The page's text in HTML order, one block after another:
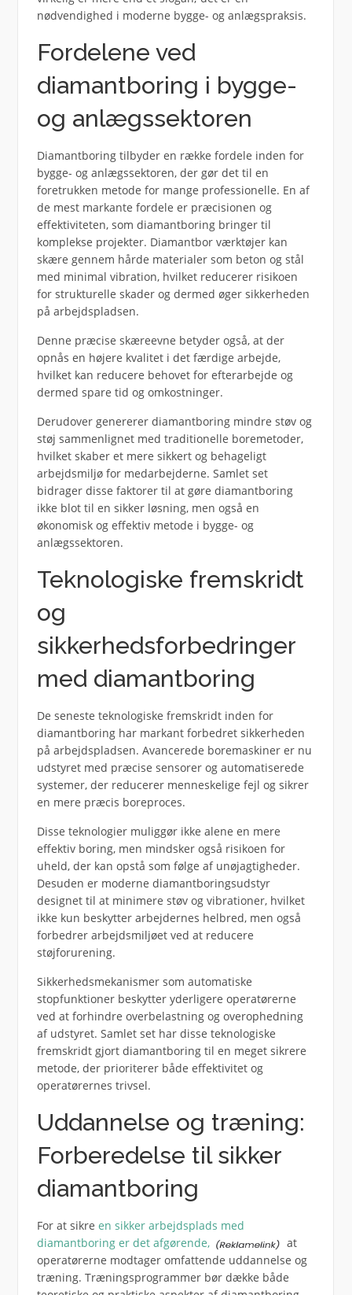
nødvendighed i moderne bygge- og anlægspraksis.
Fordelene ved
diamantboring i bygge-
og anlægssektoren
Diamantboring tilbyder en række fordele inden for
bygge- og anlægssektoren, der gør det til en
foretrukken metode for mange professionelle. En af
de mest markante fordele er præcisionen og
effektiviteten, som diamantboring bringer til
komplekse projekter. Diamantbor værktøjer kan
skære gennem hårde materialer som beton og stål
med minimal vibration, hvilket reducerer risikoen
for strukturelle skader og dermed øger sikkerheden
på arbejdspladsen.
Denne præcise skæreevne betyder også, at der
opnås en højere kvalitet i det færdige arbejde,
hvilket kan reducere behovet for efterarbejde og
dermed spare tid og omkostninger.
Derudover genererer diamantboring mindre støv og
støj sammenlignet med traditionelle boremetoder,
hvilket skaber et mere sikkert og behageligt
arbejdsmiljø for medarbejderne. Samlet set
bidrager disse faktorer til at gøre diamantboring
ikke blot til en sikker løsning, men også en
økonomisk og effektiv metode i bygge- og
anlægssektoren.
Teknologiske fremskridt
og
sikkerhedsforbedringer
med diamantboring
De seneste teknologiske fremskridt inden for
diamantboring har markant forbedret sikkerheden
på arbejdspladsen. Avancerede boremaskiner er nu
udstyret med præcise sensorer og automatiserede
systemer, der reducerer menneskelige fejl og sikrer
en mere præcis boreproces.
Disse teknologier muliggør ikke alene en mere
effektiv boring, men mindsker også risikoen for
uheld, der kan opstå som følge af unøjagtigheder.
Desuden er moderne diamantboringsudstyr
designet til at minimere støv og vibrationer, hvilket
ikke kun beskytter arbejdernes helbred, men også
forbedrer arbejdsmiljøet ved at reducere
støjforurening.
Sikkerhedsmekanismer som automatiske
stopfunktioner beskytter yderligere operatørerne
ved at forhindre overbelastning og overophedning
af udstyret. Samlet set har disse teknologiske
fremskridt gjort diamantboring til en meget sikrere
metode, der prioriterer både effektivitet og
operatørernes trivsel.
Uddannelse og træning:
Forberedelse til sikker
diamantboring
For at sikre en sikker arbejdsplads med
diamantboring er det afgørende,
at
operatørerne modtager omfattende uddannelse og
træning. Træningsprogrammer bør dække både